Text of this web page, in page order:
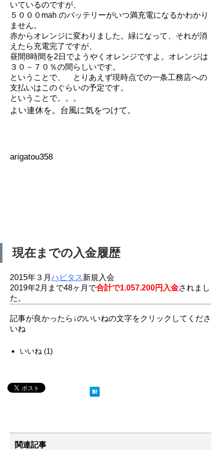
いているのですが、
５０００mah のバッテリーがいつ満充電になるかわかり
ません。
赤からオレンジに変わりました。緑になって、それが消
えたら充電完了ですが、
昼間8時間を2日でようやくオレンジですよ。オレンジは
３０－７０％の間らしいです。
ということで、 とりあえず現時点での一条工務店への
支払いはこのぐらいの予定です。
ということで。。。
よい連休を。台風に気をつけて。
arigatou358
現在までの入金履歴
2015年３月 ハピタス新規入会
2019年2月まで48ヶ月で合計で1.057.200円入金されまし
た。
記事が良かったら↓のいいねの文字をクリックしてくださ
いね
いいね (1)
関連記事